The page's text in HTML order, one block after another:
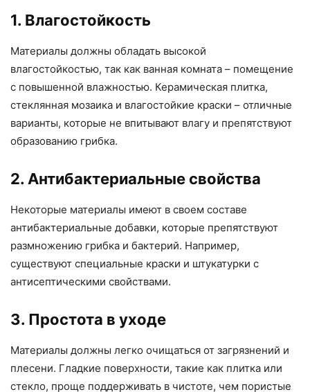
1. Влагостойкость
Материалы должны обладать высокой
влагостойкостью, так как ванная комната – помещение
с повышенной влажностью. Керамическая плитка,
стеклянная мозаика и влагостойкие краски – отличные
варианты, которые не впитывают влагу и препятствуют
образованию грибка.
2. Антибактериальные свойства
Некоторые материалы имеют в своем составе
антибактериальные добавки, которые препятствуют
размножению грибка и бактерий. Например,
существуют специальные краски и штукатурки с
антисептическими свойствами.
3. Простота в уходе
Материалы должны легко очищаться от загрязнений и
плесени. Гладкие поверхности, такие как плитка или
стекло, проще поддерживать в чистоте, чем пористые